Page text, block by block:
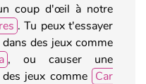
coup d'œil à notre
. Tu peux t'essayer
des jeux comme
, ou causer une
jeux comme Car